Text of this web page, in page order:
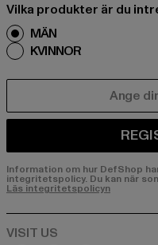
Vilka produkter är du
MÄN
KVINNOR
Information om hur DefShop
integritetspolicy. Du kan när
Läs integritetspolicyn